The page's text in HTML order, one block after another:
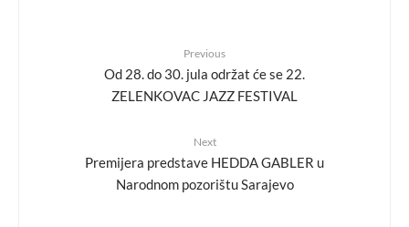
Previous
Od 28. do 30. jula održat će se 22.
ZELENKOVAC JAZZ FESTIVAL
Next
Premijera predstave HEDDA GABLER u
Narodnom pozorištu Sarajevo